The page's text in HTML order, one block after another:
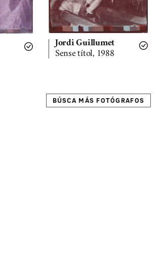
Jordi Guillumet
Sense títol, 1988
BÚSCA MÁS FOTÓGRAFOS